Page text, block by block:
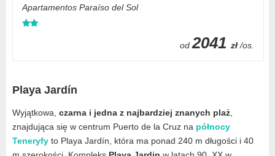
Apartamentos Paraíso del Sol
od 2041 zł /os.
Playa Jardín
Wyjątkowa, czarna i jedna z najbardziej znanych plaż,
znajdująca się w centrum Puerto de la Cruz na północy
Teneryfy to Playa Jardín, która ma ponad 240 m długości i 40